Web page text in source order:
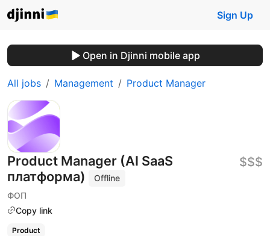
Sign Up
Open in Djinni mobile app
All jobs Management Product Manager
Product Manager (AI SaaS
платформа)
Offline
ФОП
Copy link
$$$
Product